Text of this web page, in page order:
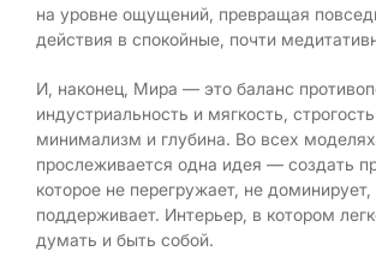
на уровне ощущений, превращая
действия в спокойные, почти
И, наконец, Мира — это баланс
индустриальность и мягкость,
минимализм и глубина. Во всех моделях
прослеживается одна идея — создать
которое не перегружает, не доминирует,
поддерживает. Интерьер, в котором
думать и быть собой.